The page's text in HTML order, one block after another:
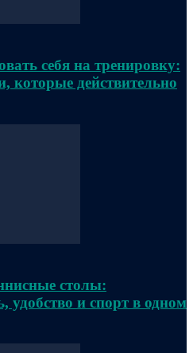
себя на тренировку:
которые действительно
столы:
удобство и спорт в одном